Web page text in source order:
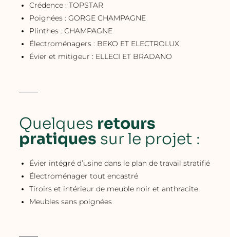
Crédence : TOPSTAR
Poignées : GORGE CHAMPAGNE
Plinthes : CHAMPAGNE
Électroménagers : BEKO ET ELECTROLUX
Évier et mitigeur : ELLECI ET BRADANO
Quelques retours
pratiques sur le projet :
Évier intégré d’usine dans le plan de travail stratifié
Électroménager tout encastré
Tiroirs et intérieur de meuble noir et anthracite
Meubles sans poignées